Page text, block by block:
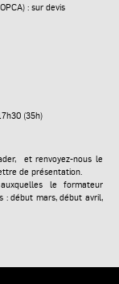
: sur devis
(35h)
et renvoyez-nous le
de présentation.
le formateur
: début mars, début avril,